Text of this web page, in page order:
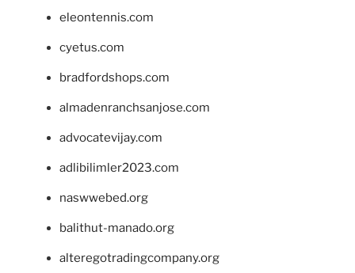
eleontennis.com
cyetus.com
bradfordshops.com
almadenranchsanjose.com
advocatevijay.com
adlibilimler2023.com
naswwebed.org
balithut-manado.org
alteregotradingcompany.org